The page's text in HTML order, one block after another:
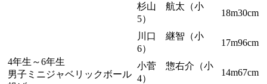
4年生～6年生
男子ミニジャベリックボール
杉山 航太（小
5）
18m30cm
川口 継智（小
6）
17m96cm
小菅 惣右介（小
4）
14m67cm